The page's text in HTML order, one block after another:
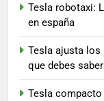
Tesla robotaxi:
en españa
Tesla ajusta los
que debes saber
Tesla